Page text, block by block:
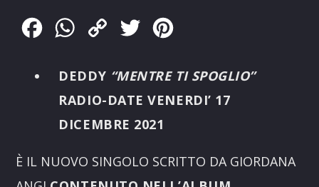
FacebookWhatsApp
Copy
Twitter
DEDDY “MENTRE TI SPOGLIO”
RADIO-DATE VENERDI’ 17
DICEMBRE 2021
È IL NUOVO SINGOLO SCRITTO DA GIORDANA